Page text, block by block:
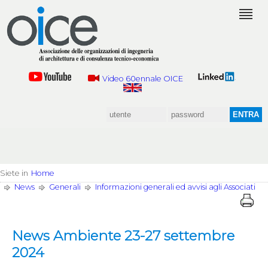
Video 60ennale OICE
Siete in Home
News
Generali Informazioni generali ed avvisi agli Associati
News Ambiente 23-27 settembre
2024